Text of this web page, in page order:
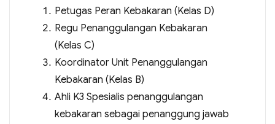
Petugas Peran Kebakaran (Kelas D)
Regu Penanggulangan Kebakaran
(Kelas C)
Koordinator Unit Penanggulangan
Kebakaran (Kelas B)
Ahli K3 Spesialis penanggulangan
kebakaran sebagai penanggung jawab